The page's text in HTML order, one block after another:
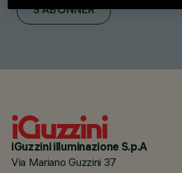
S'ABONNER
iGuzzini illuminazione S.p.A
Via Mariano Guzzini 37